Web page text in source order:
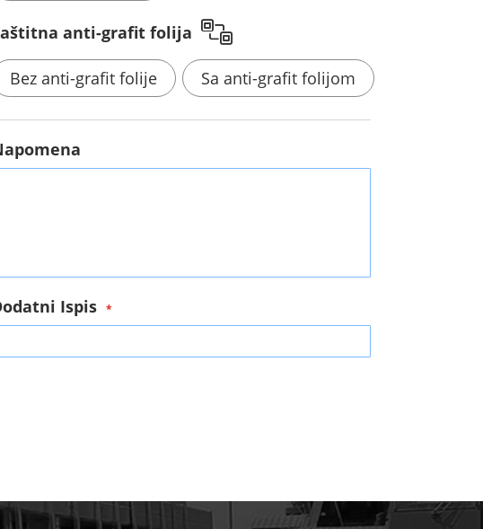
anti-grafit folija
Bez anti-grafit folije Sa anti-grafit folijom
Ispis